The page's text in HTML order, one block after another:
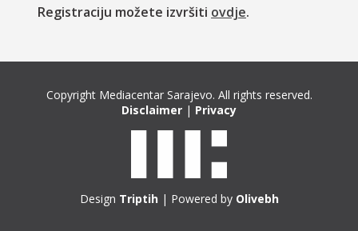
Registraciju možete izvršiti ovdje.
Copyright Mediacentar Sarajevo. All rights reserved.
Disclaimer | Privacy
Design Triptih| Powered by Olivebh